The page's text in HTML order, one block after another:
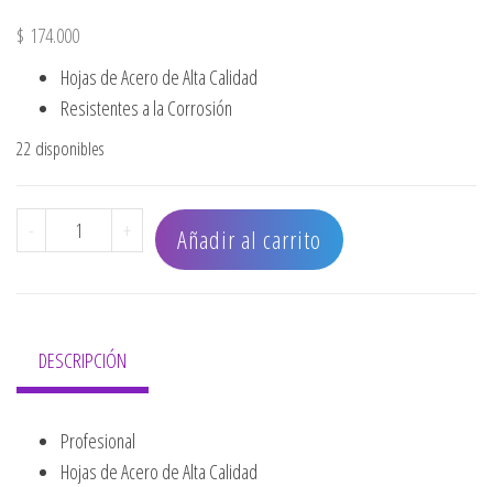
$ 174.000
Hojas de Acero de Alta Calidad
Resistentes a la Corrosión
22 disponibles
- TIJERA DESLIZANTE PROFESIONAL TORNILLO PLANO
+ Añadir al carrito
DESCRIPCIÓN
Profesional
Hojas de Acero de Alta Calidad